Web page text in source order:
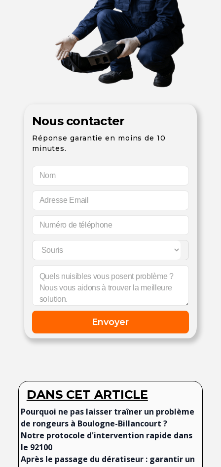
Nous contacter
Réponse garantie en moins de 10
minutes.
DANS CET ARTICLE
Pourquoi ne pas laisser traîner un problème
de rongeurs à Boulogne-Billancourt ?
Notre protocole d'intervention rapide dans
le 92100
Après le passage du dératiseur : garantir un